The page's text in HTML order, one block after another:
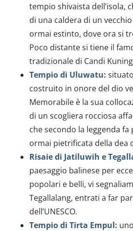
tempio shivaista dell’isola,
di una caldera di un
ormai estinto, dove ora si
Poco distante si tiene il
tradizionale di Candi
Tempio di Uluwatu:
costruito in onore del dio
Memorabile è la sua
di un scogliera rocciosa
che secondo la leggenda fa
ormai pietrificata della dea
Risaie di Jatiluwih e
paesaggio balinese per
popolari e belli, vi
Tegallalang, entrati a far
dell’UNESCO.
Tempio di Tirta Empul: